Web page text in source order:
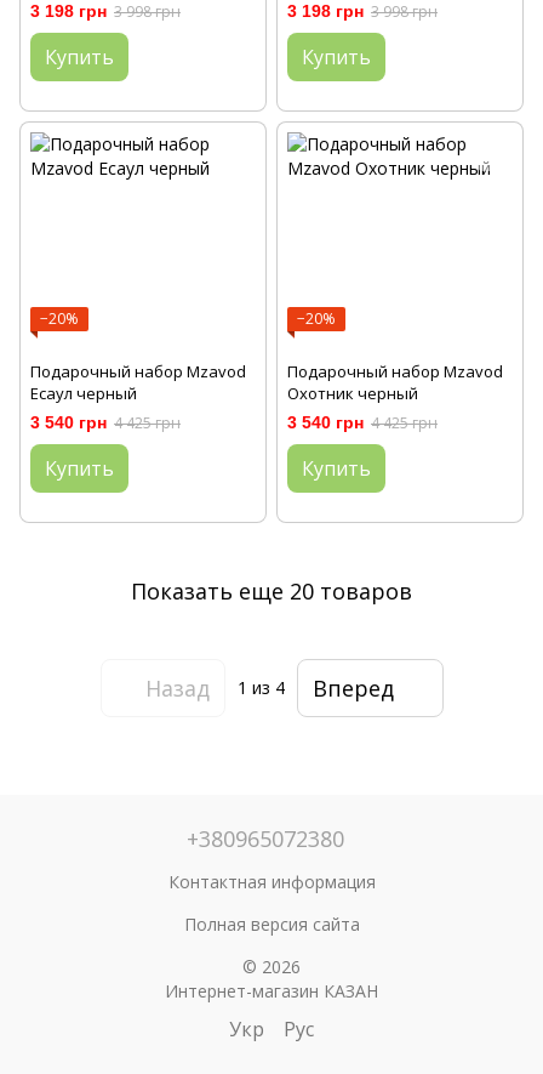
3 198 грн 3 998 грн
Купить
3 198 грн 3 998 грн
Купить
−20%
Подарочный набор Mzavod
Есаул черный
3 540 грн 4 425 грн
Купить
−20%
Подарочный набор Mzavod
Охотник черный
3 540 грн 4 425 грн
Купить
Показать еще 20 товаров
Назад 1 из 4 Вперед
+380965072380
Контактная информация
Полная версия сайта
© 2026
Интернет-магазин КАЗАН
Укр Рус